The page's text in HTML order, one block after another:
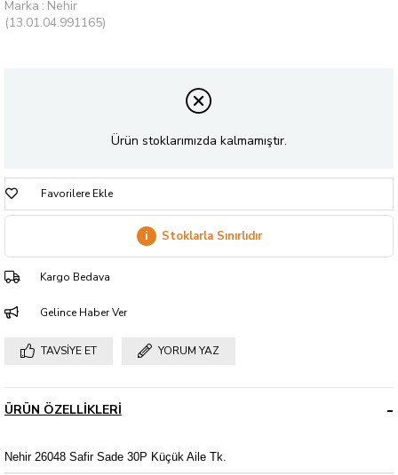
Marka : Nehir
(13.01.04.991165)
Ürün stoklarımızda kalmamıştır.
Favorilere Ekle
i Stoklarla Sınırlıdır
Kargo Bedava
Gelince Haber Ver
TAVSIYE ET YORUM YAZ
ÜRÜN ÖZELLIKLERI
Nehir 26048 Safir Sade 30P Küçük Aile Tk.